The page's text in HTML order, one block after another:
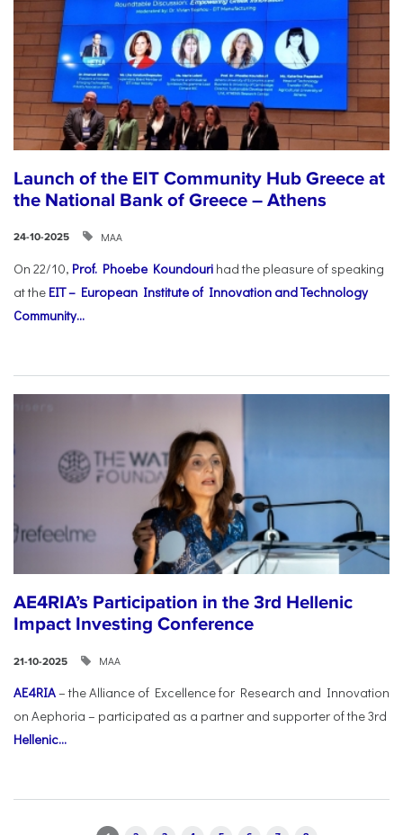
Launch of the EIT Community Hub Greece at
the National Bank of Greece – Athens
24-10-2025 ΜΑΑ
On 22/10, Prof. Phoebe Koundouri had the pleasure of speaking
at the EIT – European Institute of Innovation and Technology
Community...
AE4RIA’s Participation in the 3rd Hellenic
Impact Investing Conference
21-10-2025 ΜΑΑ
AE4RIA– the Alliance of Excellence for Research and Innovation
on Aephoria – participated as a partner and supporter of the 3rd
Hellenic...